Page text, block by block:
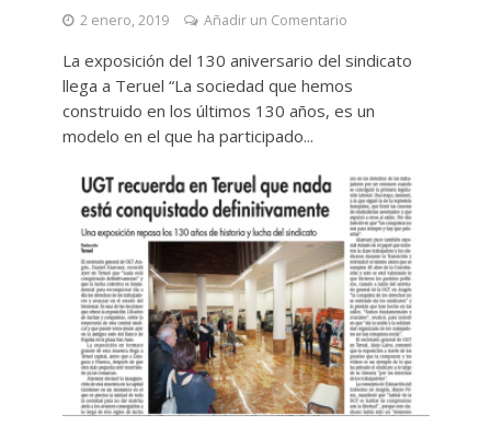
2 enero, 2019 Añadir un Comentario
La exposición del 130 aniversario del sindicato
llega a Teruel “La sociedad que hemos
construido en los últimos 130 años, es un
modelo en el que ha participado...